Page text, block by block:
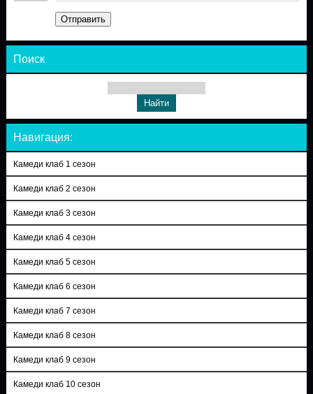
Отправить
Поиск
Навигация:
Камеди клаб 1 сезон
Камеди клаб 2 сезон
Камеди клаб 3 сезон
Камеди клаб 4 сезон
Камеди клаб 5 сезон
Камеди клаб 6 сезон
Камеди клаб 7 сезон
Камеди клаб 8 сезон
Камеди клаб 9 сезон
Камеди клаб 10 сезон